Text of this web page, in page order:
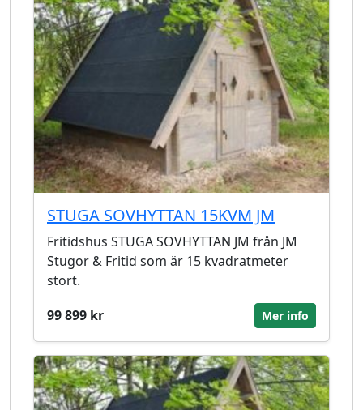
STUGA SOVHYTTAN 15KVM JM
Fritidshus STUGA SOVHYTTAN JM från JM
Stugor & Fritid som är 15 kvadratmeter
stort.
99 899 kr
Mer info